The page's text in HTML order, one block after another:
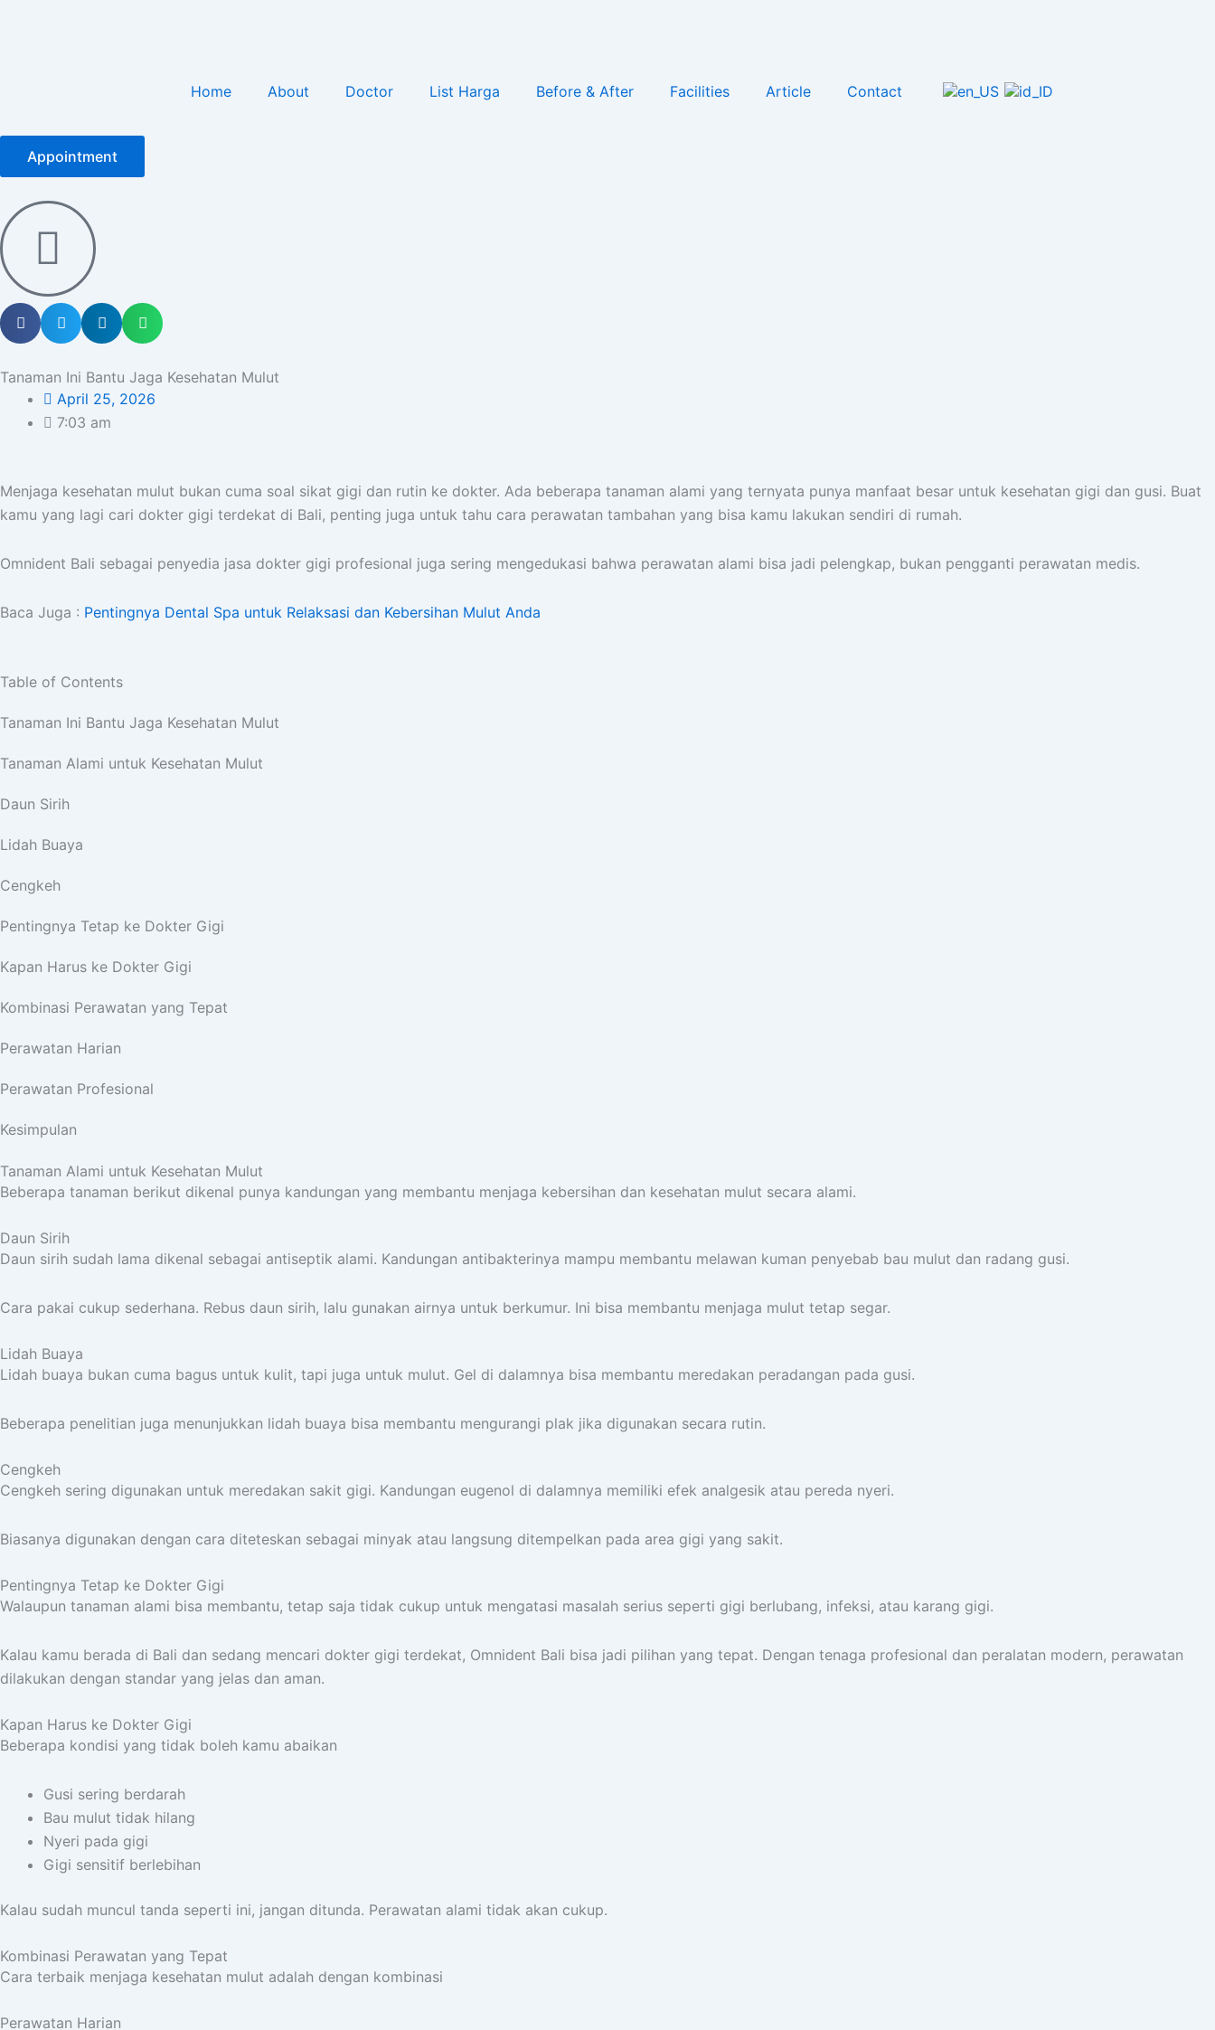
Home About Doctor List Harga Before & After Facilities Article Contact
Appointment
Tanaman Ini Bantu Jaga Kesehatan Mulut
April 25, 2026
7:03 am
Menjaga kesehatan mulut bukan cuma soal sikat gigi dan rutin ke dokter. Ada beberapa tanaman alami yang ternyata punya manfaat besar untuk kesehatan gigi dan gusi. Buat
kamu yang lagi cari dokter gigi terdekat di Bali, penting juga untuk tahu cara perawatan tambahan yang bisa kamu lakukan sendiri di rumah.
Omnident Bali sebagai penyedia jasa dokter gigi profesional juga sering mengedukasi bahwa perawatan alami bisa jadi pelengkap, bukan pengganti perawatan medis.
Baca Juga : Pentingnya Dental Spa untuk Relaksasi dan Kebersihan Mulut Anda
Table of Contents
Tanaman Ini Bantu Jaga Kesehatan Mulut
Tanaman Alami untuk Kesehatan Mulut
Daun Sirih
Lidah Buaya
Cengkeh
Pentingnya Tetap ke Dokter Gigi
Kapan Harus ke Dokter Gigi
Kombinasi Perawatan yang Tepat
Perawatan Harian
Perawatan Profesional
Kesimpulan
Tanaman Alami untuk Kesehatan Mulut
Beberapa tanaman berikut dikenal punya kandungan yang membantu menjaga kebersihan dan kesehatan mulut secara alami.
Daun Sirih
Daun sirih sudah lama dikenal sebagai antiseptik alami. Kandungan antibakterinya mampu membantu melawan kuman penyebab bau mulut dan radang gusi.
Cara pakai cukup sederhana. Rebus daun sirih, lalu gunakan airnya untuk berkumur. Ini bisa membantu menjaga mulut tetap segar.
Lidah Buaya
Lidah buaya bukan cuma bagus untuk kulit, tapi juga untuk mulut. Gel di dalamnya bisa membantu meredakan peradangan pada gusi.
Beberapa penelitian juga menunjukkan lidah buaya bisa membantu mengurangi plak jika digunakan secara rutin.
Cengkeh
Cengkeh sering digunakan untuk meredakan sakit gigi. Kandungan eugenol di dalamnya memiliki efek analgesik atau pereda nyeri.
Biasanya digunakan dengan cara diteteskan sebagai minyak atau langsung ditempelkan pada area gigi yang sakit.
Pentingnya Tetap ke Dokter Gigi
Walaupun tanaman alami bisa membantu, tetap saja tidak cukup untuk mengatasi masalah serius seperti gigi berlubang, infeksi, atau karang gigi.
Kalau kamu berada di Bali dan sedang mencari dokter gigi terdekat, Omnident Bali bisa jadi pilihan yang tepat. Dengan tenaga profesional dan peralatan modern, perawatan
dilakukan dengan standar yang jelas dan aman.
Kapan Harus ke Dokter Gigi
Beberapa kondisi yang tidak boleh kamu abaikan
Gusi sering berdarah
Bau mulut tidak hilang
Nyeri pada gigi
Gigi sensitif berlebihan
Kalau sudah muncul tanda seperti ini, jangan ditunda. Perawatan alami tidak akan cukup.
Kombinasi Perawatan yang Tepat
Cara terbaik menjaga kesehatan mulut adalah dengan kombinasi
Perawatan Harian